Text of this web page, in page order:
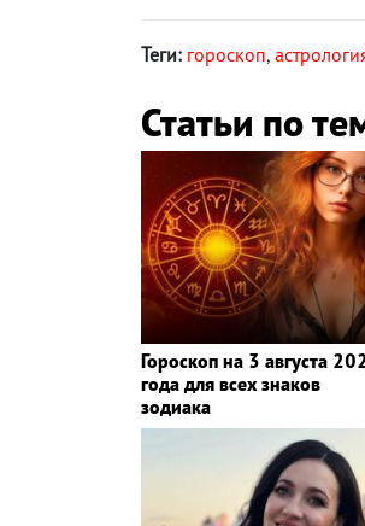
Теги: гороскоп,
Статьи по
Гороскоп на 3 августа
года для всех знаков
зодиака